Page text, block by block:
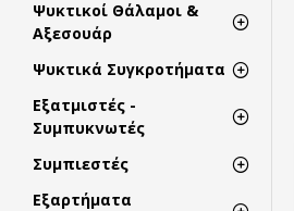
Ψυκτικοί Θάλαμοι &
Αξεσουάρ
Ψυκτικά Συγκροτήματα
Εξατμιστές -
Συμπυκνωτές
Συμπιεστές
Εξαρτήματα